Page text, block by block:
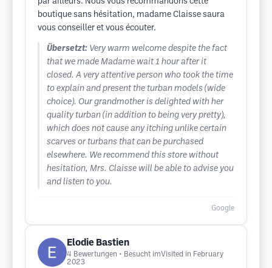
boutique sans hésitation, madame Claisse saura
vous conseiller et vous écouter.
Übersetzt: Very warm welcome despite the fact
that we made Madame wait 1 hour after it
closed. A very attentive person who took the time
to explain and present the turban models (wide
choice). Our grandmother is delighted with her
quality turban (in addition to being very pretty),
which does not cause any itching unlike certain
scarves or turbans that can be purchased
elsewhere. We recommend this store without
hesitation, Mrs. Claisse will be able to advise you
and listen to you.
Google
Elodie Bastien
4 Bewertungen • Besucht imVisited in February
2023